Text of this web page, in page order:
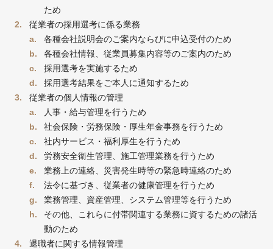
ため
従業者の採用選考に係る業務
各種会社説明会のご案内ならびに申込受付のため
各種会社情報、従業員募集内容等のご案内のため
採用選考を実施するため
採用選考結果をご本人に通知するため
従業者の個人情報の管理
人事・給与管理を行うため
社会保険・労務保険・厚生年金事務を行うため
社内サービス・福利厚生を行うため
労務安全衛生管理、施工管理業務を行うため
業務上の連絡、災害発生時等の緊急時連絡のため
法令に基づき、従業者の健康管理を行うため
業務管理、資産管理、システム管理等を行うため
その他、これらに付帯関連する業務に資するための諸活
動のため
退職者に関する情報管理